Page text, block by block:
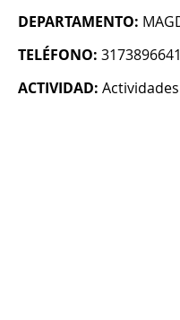
DEPARTAMENTO:
TELÉFONO: 3173896641
ACTIVIDAD: